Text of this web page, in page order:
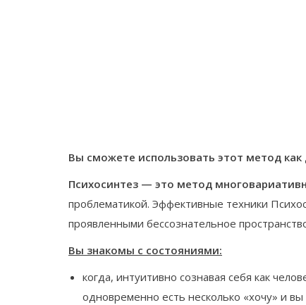
Вы сможете использовать этот метод
Психосинтез — это метод
проблематикой. Эффективные техники
проявленными бессознательное
Вы знакомы с состояниями:
когда, интуитивно сознавая себя как
одновременно есть несколько «хочу» и